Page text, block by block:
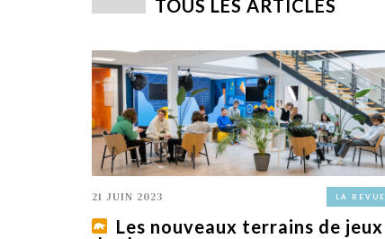
TOUS LES ARTICLES
21 JUIN 2023 LA REVUE
Les nouveaux terrains de jeux